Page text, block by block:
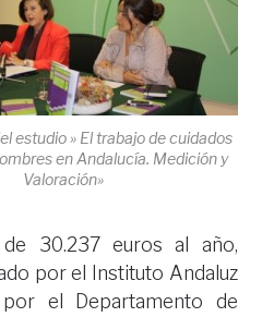
estudio » El trabajo de cuidados
en Andalucía. Medición y
Valoración»
30.237 euros al año,
por el Instituto Andaluz
el Departamento de